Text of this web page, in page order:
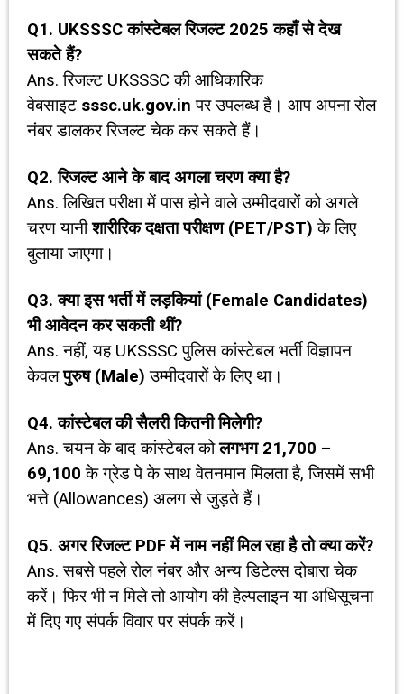
Q1. UKSSSCकांस्टेबल रिजल्ट 2025कहाँ से देख
सकते हैं?
Ans. रिजल्ट UKSSSC की आधिकारिक
वेबसाइट sssc.uk.gov.in पर उपलब्ध है। आप अपना रोल
नंबर डालकर रिजल्ट चेक कर सकते हैं।
Q2.रिजल्ट आने के बाद अगला चरण क्या है?
Ans. लिखित परीक्षा में पास होने वाले उम्मीदवारों को अगले
चरण यानीशारीरिक दक्षता परीक्षण (PET/PST) के लिए
बुलाया जाएगा।
Q3.क्या इस भर्ती में लड़कियां (Female Candidates)
भी आवेदन कर सकती थीं?
Ans. नहीं, यह UKSSSC पुलिस कांस्टेबल भर्ती विज्ञापन
केवलपुरुष (Male) उम्मीदवारों के लिए था।
Q4.कांस्टेबल की सैलरी कितनी मिलेगी?
Ans. चयन के बाद कांस्टेबल कोलगभग ₹21,700 –
₹69,100 के ग्रेड पे के साथ वेतनमान मिलता है, जिसमें सभी
भत्ते (Allowances) अलग से जुड़ते हैं।
Q5. अगर रिजल्ट PDF में नाम नहीं मिल रहा है तो क्या करें?
Ans. सबसे पहले रोल नंबर और अन्य डिटेल्स दोबारा चेक
करें। फिर भी न मिले तो आयोग की हेल्पलाइन या अधिसूचना
में दिए गए संपर्क विवार पर संपर्क करें।